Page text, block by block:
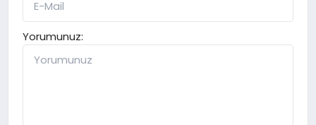
Yorumunuz: